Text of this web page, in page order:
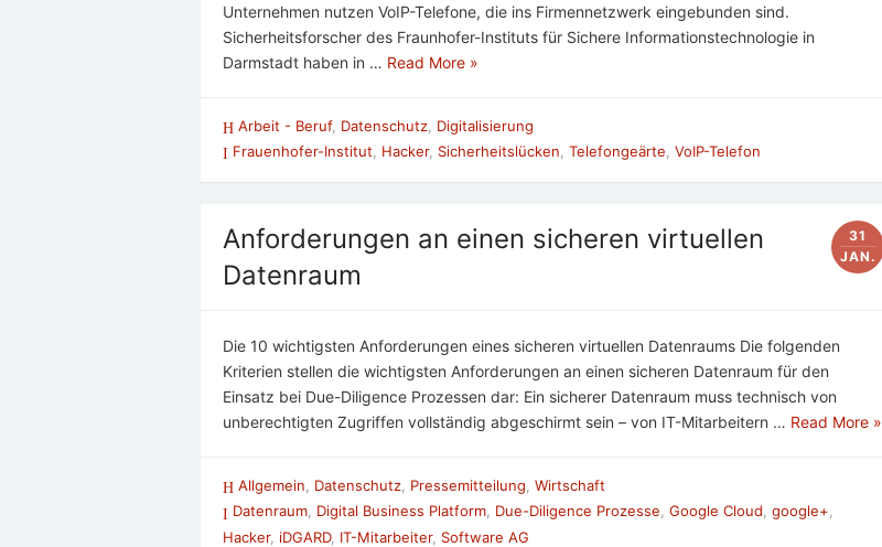
Unternehmen nutzen VoIP-Telefone, die ins Firmennetzwerk eingebunden sind.
Sicherheitsforscher des Fraunhofer-Instituts für Sichere Informationstechnologie in
Darmstadt haben in … Read More »
Arbeit - Beruf, Datenschutz Digitalisierung
Frauenhofer-Institut
Hacker, Sicherheitslücken Telefongeärte VoIP-Telefon
Anforderungen an einen sicheren virtuellen
Datenraum
31
JAN.
Die 10 wichtigsten Anforderungen eines sicheren virtuellen Datenraums Die folgenden
Kriterien stellen die wichtigsten Anforderungen an einen sicheren Datenraum für den
Einsatz bei Due-Diligence Prozessen dar: Ein sicherer Datenraum muss technisch von
unberechtigten Zugriffen vollständig abgeschirmt sein – von IT-Mitarbeitern … Read More »
Allgemein Datenschutz Pressemitteilung Wirtschaft
Datenraum, Digital Business Platform, Due-Diligence Prozesse, Google Cloud, google+,
Hacker, iDGARD, IT-Mitarbeiter, Software AG